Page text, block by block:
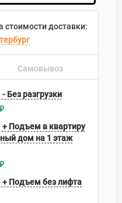
стоимости доставки:
Самовывоз
Без разгрузки
₽
Подъем в квартиру
дом на 1 этаж
₽
Подъем без лифта